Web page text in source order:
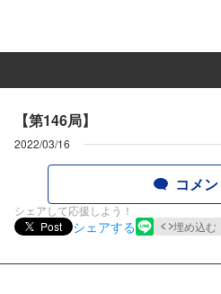
【第146局】
2022/03/16
コメ
シェアして応援しよう！
Post
シェアする 埋め込む